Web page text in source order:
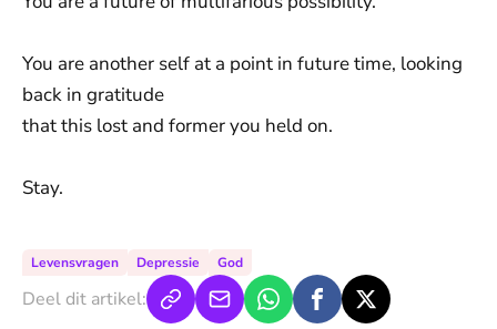
You are another self at a point in future time, looking
back in gratitude
that this lost and former you held on.
Stay.
Levensvragen Depressie God
Deel dit artikel: